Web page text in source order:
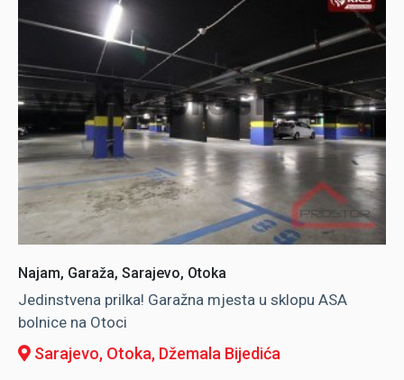
Najam, Garaža, Sarajevo, Otoka
Jedinstvena prilka! Garažna mjesta u sklopu ASA
bolnice na Otoci
Sarajevo, Otoka, Džemala Bijedića